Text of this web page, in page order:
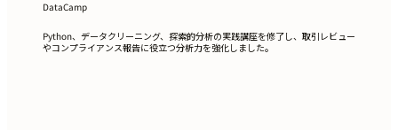
DataCamp
Python、データクリーニング、探索的分析の実践講座を修了し、取引レビュー
やコンプライアンス報告に役立つ分析力を強化しました。